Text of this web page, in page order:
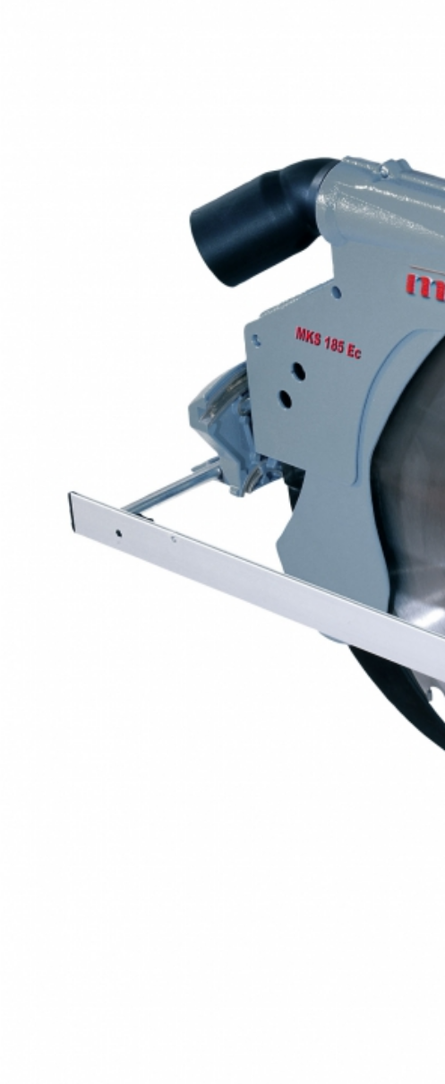
Направляющая шина - удлинение
450 х 2,5/3,8 х 30 мм, 12 зуба, WZ для
продольной распиловки древесины
Пильный диск HM Sandwich для сендвич-
FZFA/FZFA для сэндвич-панелей с
металлическим слоем или покрытием
Пильный диск-HM
450 х 2,5/3,8 х 30 мм, 34 зуба, WZ чистовой
пропил, для древесины